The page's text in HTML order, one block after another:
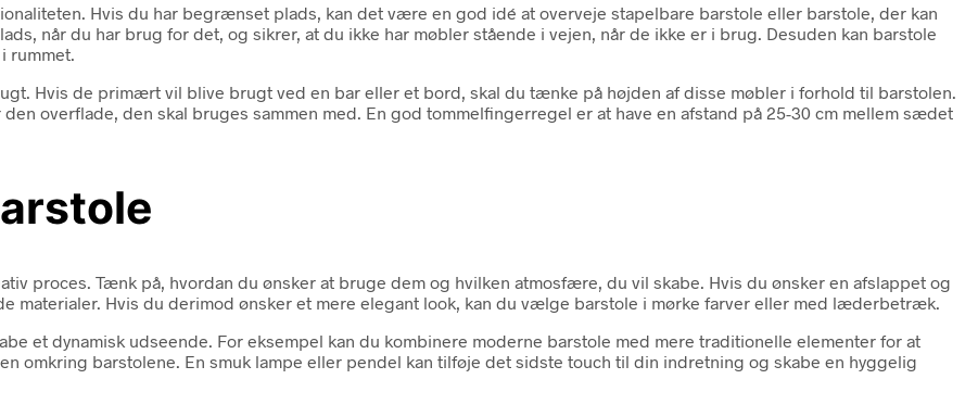
Hvis du har begrænset plads, kan det være en god idé at overveje stapelbare barstole eller barstole, der kan
når du har brug for det, og sikrer, at du ikke har møbler stående i vejen, når de ikke er i brug. Desuden kan barstole
rummet.
Hvis de primært vil blive brugt ved en bar eller et bord, skal du tænke på højden af disse møbler i forhold til barstolen.
overflade, den skal bruges sammen med. En god tommelfingerregel er at have en afstand på 25-30 cm mellem sædet
proces. Tænk på, hvordan du ønsker at bruge dem og hvilken atmosfære, du vil skabe. Hvis du ønsker en afslappet og
materialer. Hvis du derimod ønsker et mere elegant look, kan du vælge barstole i mørke farver eller med læderbetræk.
et dynamisk udseende. For eksempel kan du kombinere moderne barstole med mere traditionelle elementer for at
omkring barstolene. En smuk lampe eller pendel kan tilføje det sidste touch til din indretning og skabe en hyggelig